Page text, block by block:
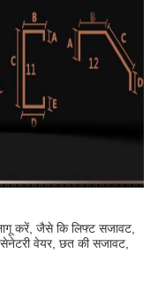
करें, जैसे कि लिफ्ट सजावट,
सेनेटरी वेयर, छत की सजावट,